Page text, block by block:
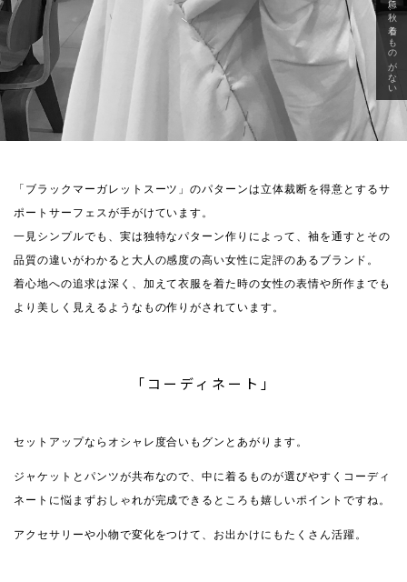
「ブラックマーガレットスーツ」のパターンは立体裁断を得意とするサ
ポートサーフェスが手がけています。
一見シンプルでも、実は独特なパターン作りによって、袖を通すとその
品質の違いがわかると大人の感度の高い女性に定評のあるブランド。
着心地への追求は深く、加えて衣服を着た時の女性の表情や所作までも
より美しく見えるようなもの作りがされています。
「コーディネート」
セットアップならオシャレ度合いもグンとあがります。
ジャケットとパンツが共布なので、中に着るものが選びやすくコーディ
ネートに悩まずおしゃれが完成できるところも嬉しいポイントですね。
アクセサリーや小物で変化をつけて、お出かけにもたくさん活躍。
急に秋、着るものがない